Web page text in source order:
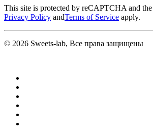
This site is protected by reCAPTCHA and
Privacy Policy andTerms of Service apply.
© 2026 Sweets-lab, Все права защищены